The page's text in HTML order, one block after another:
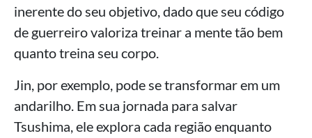
inerente do seu objetivo, dado que seu código
de guerreiro valoriza treinar a mente tão bem
quanto treina seu corpo.
Jin, por exemplo, pode se transformar em um
andarilho. Em sua jornada para salvar
Tsushima, ele explora cada região enquanto